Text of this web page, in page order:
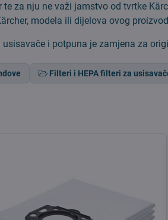
za nju ne važi jamstvo od tvrtke
modela ili dijelova ovog
i potpuna je zamjena za
Filteri i HEPA filteri za